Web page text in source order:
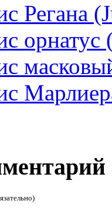
Регана
орнатус